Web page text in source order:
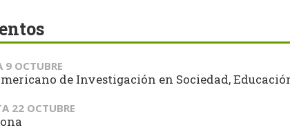
9 OCTUBRE
de Investigación en Sociedad,
22 OCTUBRE